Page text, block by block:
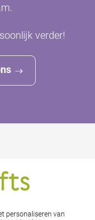
verder!
personaliseren van